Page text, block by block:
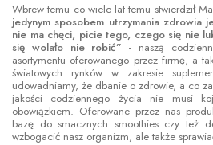
Wbrew temu co wiele lat temu stwierdził
jedynym sposobem utrzymania zdrowia
nie ma chęci, picie tego, czego się nie
się wolało nie robić”- naszą
asortymentu oferowanego przez firmę, a
światowych rynków w zakresie
udowadniamy, że dbanie o zdrowie, a co
jakości codziennego życia nie musi
obowiązkiem. Oferowane przez nas
bazę do smacznych smoothies czy też
wzbogacić nasz organizm, ale także